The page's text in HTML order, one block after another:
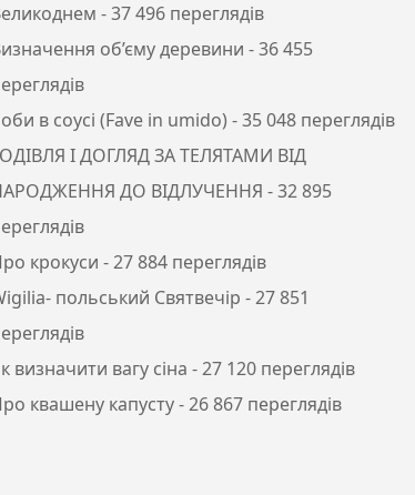
- 37 496 переглядів
об’єму деревини - 36 455
в соусі (Fave in umido) - 35 048 переглядів
І ДОГЛЯД ЗА ТЕЛЯТАМИ ВІД
ДО ВІДЛУЧЕННЯ - 32 895
крокуси - 27 884 переглядів
польський Святвечір - 27 851
визначити вагу сіна - 27 120 переглядів
квашену капусту- 26 867 переглядів